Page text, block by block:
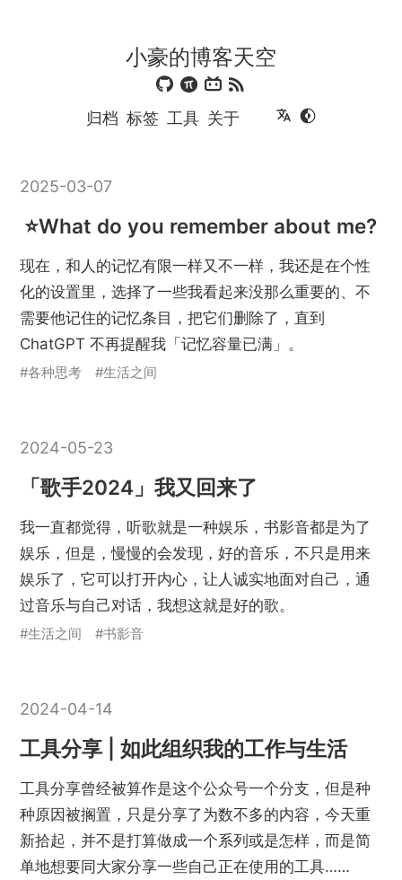
小豪的博客天空
归档 标签 工具 关于
2025-03-07
What do you remember about me?
现在，和人的记忆有限一样又不一样，我还是在个性
化的设置里，选择了一些我看起来没那么重要的、不
需要他记住的记忆条目，把它们删除了，直到
ChatGPT 不再提醒我「记忆容量已满」。
#各种思考 #生活之间
2024-05-23
「歌手2024」我又回来了
我一直都觉得，听歌就是一种娱乐，书影音都是为了
娱乐，但是，慢慢的会发现，好的音乐，不只是用来
娱乐了，它可以打开内心，让人诚实地面对自己，通
过音乐与自己对话，我想这就是好的歌。
#生活之间 #书影音
2024-04-14
工具分享 | 如此组织我的工作与生活
工具分享曾经被算作是这个公众号一个分支，但是种
种原因被搁置，只是分享了为数不多的内容，今天重
新拾起，并不是打算做成一个系列或是怎样，而是简
单地想要同大家分享一些自己正在使用的工具……